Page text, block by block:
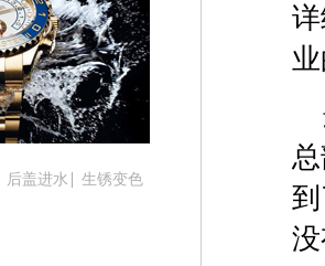
烟台市芝罘区胜利路139号万达金融中心A座907室
长春市朝阳区西安大路727号中银大厦A座(旺进大
贵阳市南明区都司高架桥路33号亨特国际金融中心
昆明市盘龙区北京路928号同德昆明广场写字楼10
石家庄市长安区中山东路39号勒泰中心写字楼B座
西安市碑林区南关正街88号华侨城长安国际中心E
海口市龙华区金贸东路5号海口华润大厦B座17层
唐山市路南区新华东道100号万达广场写字楼A座
台州市椒江区东海大道1800号腾达中心东1幢20楼
后盖进水
生锈变色